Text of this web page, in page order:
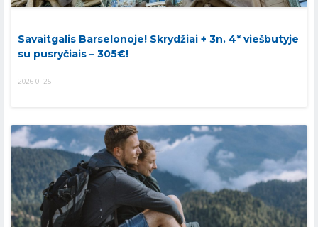
Savaitgalis Barselonoje! Skrydžiai + 3n. 4* viešbutyje
su pusryčiais – 305€!
2026-01-25